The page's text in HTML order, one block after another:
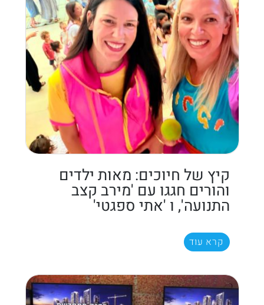
קיץ של חיוכים: מאות ילדים
והורים חגגו עם 'מירב קצב
התנועה', ו 'אתי ספגטי'
קרא עוד